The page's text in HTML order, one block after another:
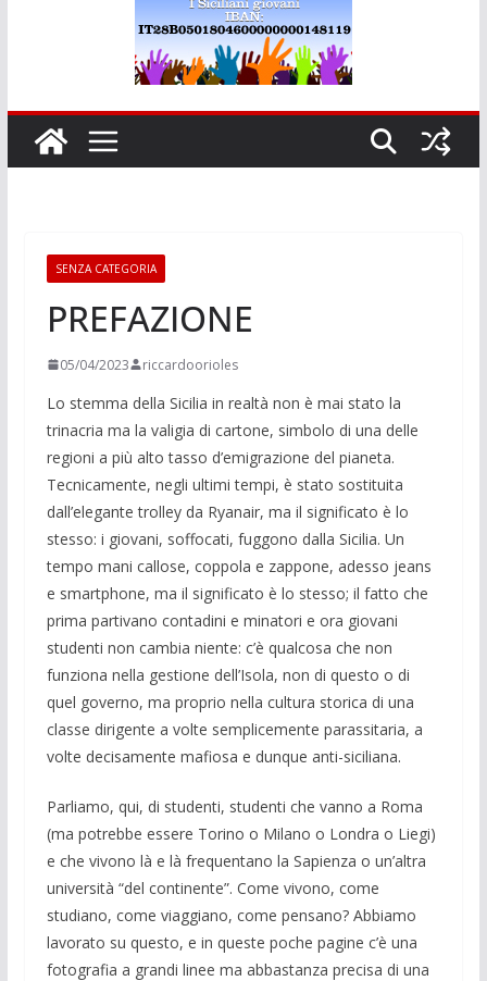
SENZA CATEGORIA
PREFAZIONE
05/04/2023 riccardoorioles
Lo stemma della Sicilia in realtà non è mai stato la
trinacria ma la valigia di cartone, simbolo di una delle
regioni a più alto tasso d’emigrazione del pianeta.
Tecnicamente, negli ultimi tempi, è stato sostituita
dall’elegante trolley da Ryanair, ma il significato è lo
stesso: i giovani, soffocati, fuggono dalla Sicilia. Un
tempo mani callose, coppola e zappone, adesso jeans
e smartphone, ma il significato è lo stesso; il fatto che
prima partivano contadini e minatori e ora giovani
studenti non cambia niente: c’è qualcosa che non
funziona nella gestione dell’Isola, non di questo o di
quel governo, ma proprio nella cultura storica di una
classe dirigente a volte semplicemente parassitaria, a
volte decisamente mafiosa e dunque anti-siciliana.
Parliamo, qui, di studenti, studenti che vanno a Roma
(ma potrebbe essere Torino o Milano o Londra o Liegi)
e che vivono là e là frequentano la Sapienza o un’altra
università “del continente”. Come vivono, come
studiano, come viaggiano, come pensano? Abbiamo
lavorato su questo, e in queste poche pagine c’è una
fotografia a grandi linee ma abbastanza precisa di una